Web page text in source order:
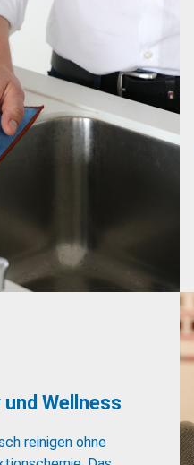
Wellness
reinigen ohne